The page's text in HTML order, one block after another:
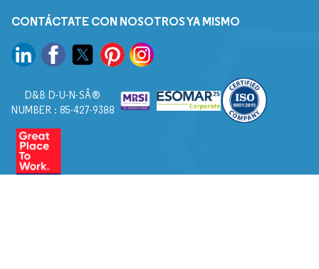
CONTÁCTATE CON NOSOTROS YA MISMO
D&B D-U-N-SÂ®
NUMBER : 85-427-9388